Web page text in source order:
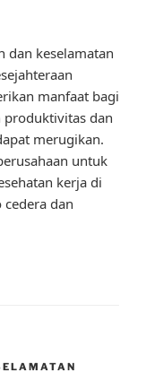
dan keselamatan
manfaat bagi
produktivitas dan
merugikan.
untuk
kerja di
dan